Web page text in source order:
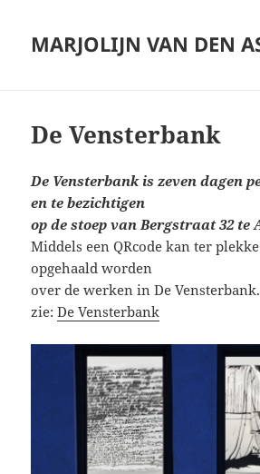
MARJOLIJN VAN DEN
De Vensterbank
De Vensterbank is zeven dagen
en te bezichtigen
op de stoep van Bergstraat 32 te
Middels een QRcode kan ter
opgehaald worden
over de werken in De Vensterbank.
zie:De Vensterbank